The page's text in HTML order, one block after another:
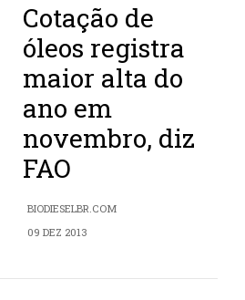
Cotação de
óleos registra
maior alta do
ano em
novembro, diz
FAO
BIODIESELBR.COM
09 DEZ 2013